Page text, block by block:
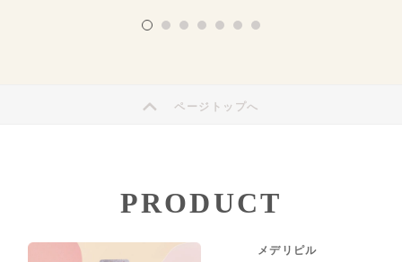
ページトップへ
PRODUCT
メデリピル